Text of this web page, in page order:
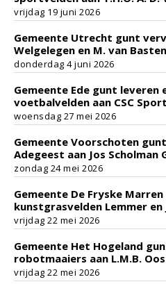
vrijdag 19 juni 2026
Gemeente Utrecht gunt
Welgelegen en M. van
donderdag 4 juni 2026
Gemeente Ede gunt leveren
voetbalvelden aan CSC
woensdag 27 mei 2026
Gemeente Voorschoten
Adegeest aan Jos Scholman
zondag 24 mei 2026
Gemeente De Fryske
kunstgrasvelden Lemmer en
vrijdag 22 mei 2026
Gemeente Het Hogeland
robotmaaiers aan L.M.B.
vrijdag 22 mei 2026